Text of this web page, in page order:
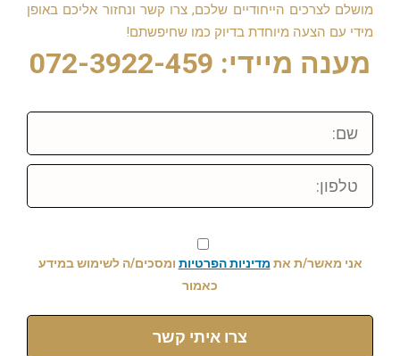
מושלם לצרכים הייחודיים שלכם, צרו קשר ונחזור אליכם באופן
מידי עם הצעה מיוחדת בדיוק כמו שחיפשתם!
מענה מיידי: 072-3922-459
שם:
טלפון:
אני מאשר/ת את מדיניות הפרטיות ומסכים/ה לשימוש במידע
כאמור
צרו איתי קשר